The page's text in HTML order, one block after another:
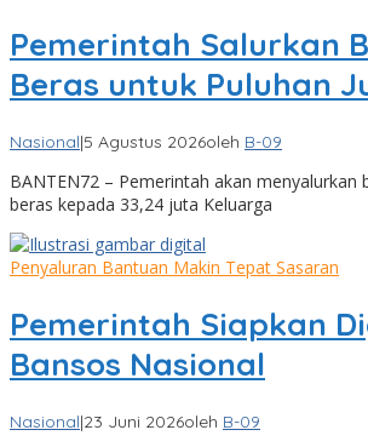
Pemerintah Salurkan
Beras untuk Puluhan
Nasional|5 Agustus 2026oleh B-09
BANTEN72 – Pemerintah akan menyalurkan
beras kepada 33,24 juta Keluarga
Penyaluran Bantuan Makin Tepat Sasaran
Pemerintah Siapkan
Bansos Nasional
Nasional|23 Juni 2026oleh B-09